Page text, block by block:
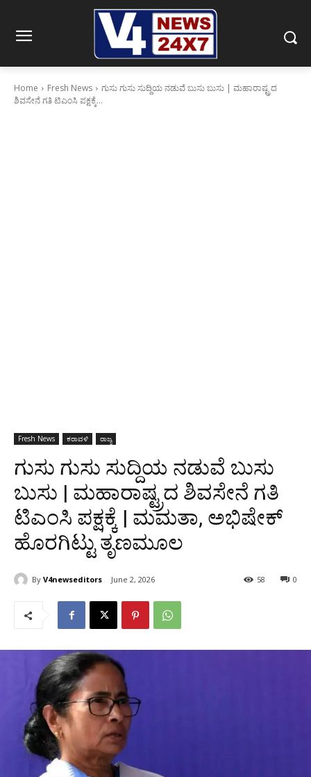
Home Fresh News
ಗುಸು ಗುಸು ಸುದ್ದಿಯ ನಡುವೆ ಬುಸು ಬುಸು | ಮಹಾರಾಷ್ಟ್ರದ
ಶಿವಸೇನೆ ಗತಿ ಟಿಎಂಸಿ ಪಕ್ಷಕ್ಕೆ...
Fresh News ಕರಾವಳಿ ರಾಜ್ಯ
ಗುಸು ಗುಸು ಸುದ್ದಿಯ ನಡುವೆ ಬುಸು
ಬುಸು | ಮಹಾರಾಷ್ಟ್ರದ ಶಿವಸೇನೆ ಗತಿ
ಟಿಎಂಸಿ ಪಕ್ಷಕ್ಕೆ | ಮಮತಾ, ಅಭಿಷೇಕ್
ಹೊರಗಿಟ್ಟು ತೃಣಮೂಲ
By V4newseditors June 2, 2026 0
58